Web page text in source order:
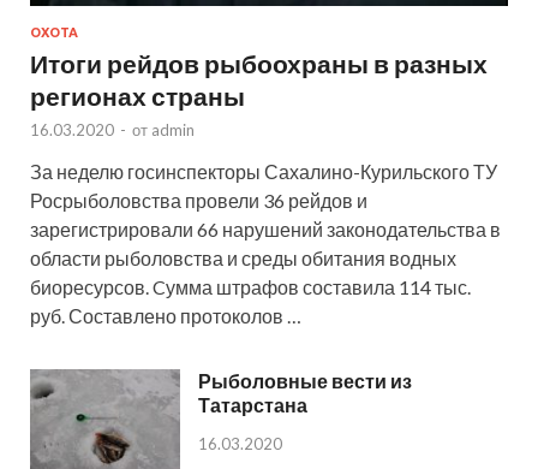
ОХОТА
Итоги рейдов рыбоохраны в разных
регионах страны
16.03.2020 - от admin
За неделю госинспекторы Сахалино-Курильского ТУ
Росрыболовства провели 36 рейдов и
зарегистрировали 66 нарушений законодательства в
области рыболовства и среды обитания водных
биоресурсов. Cумма штрафов составила 114 тыс.
руб. Составлено протоколов …
Рыболовные вести из
Татарстана
16.03.2020